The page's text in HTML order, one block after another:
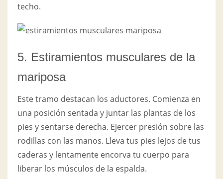
techo.
5. Estiramientos musculares de la
mariposa
Este tramo destacan los aductores. Comienza en
una posición sentada y juntar las plantas de los
pies y sentarse derecha. Ejercer presión sobre las
rodillas con las manos. Lleva tus pies lejos de tus
caderas y lentamente encorva tu cuerpo para
liberar los músculos de la espalda.